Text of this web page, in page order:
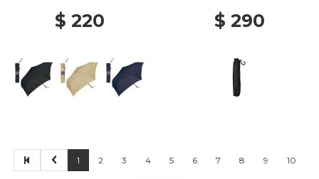
$ 220 $ 290
1 2 3 4 5 6 7 8 9 10